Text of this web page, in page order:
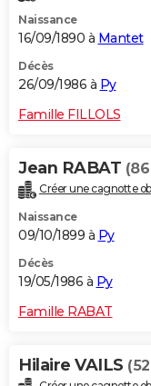
Naissance
16/09/1890 à Mantet
Décès
26/09/1986 à Py
Famille FILLOLS
Jean RABAT
Créer une cagnotte
Naissance
09/10/1899 à Py
Décès
19/05/1986 à Py
Famille RABAT
Hilaire VAILS